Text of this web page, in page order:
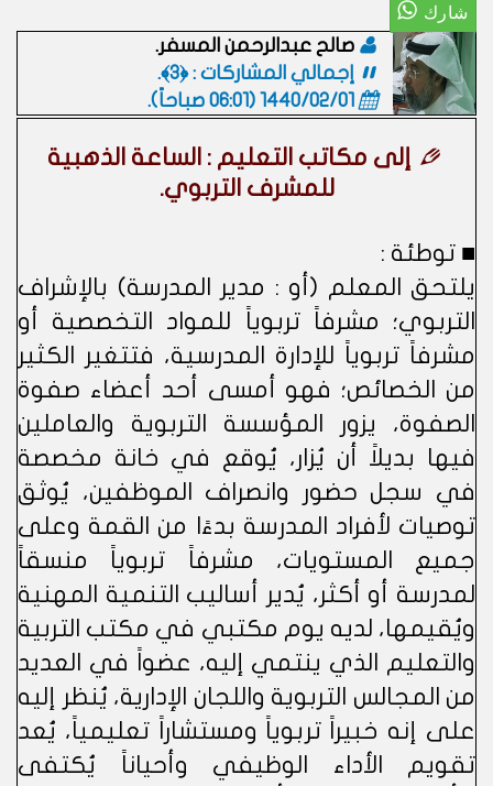
صالح عبدالرحمن المسفر.
إجمالي المشاركات : ﴿3﴾.
1440/02/01 (06:01 صباحاً)
.
إلى مكاتب التعليم : الساعة الذهبية
للمشرف التربوي.
■ توطئة :
يلتحق المعلم (أو : مدير المدرسة) بالإشراف
التربوي؛ مشرفاً تربوياً للمواد التخصصية أو
مشرفاً تربوياً للإدارة المدرسية، فتتغير الكثير
من الخصائص؛ فهو أمسى أحد أعضاء صفوة
الصفوة، يزور المؤسسة التربوية والعاملين
فيها بديلاً أن يُزار، يُوقع في خانة مخصصة
في سجل حضور وانصراف الموظفين، يُوثق
توصيات لأفراد المدرسة بدءًا من القمة وعلى
جميع المستويات، مشرفاً تربوياً منسقاً
لمدرسة أو أكثر، يُدير أساليب التنمية المهنية
ويُقيمها، لديه يوم مكتبي في مكتب التربية
والتعليم الذي ينتمي إليه، عضواً في العديد
من المجالس التربوية واللجان الإدارية، يُنظر إليه
على إنه خبيراً تربوياً ومستشاراً تعليمياً، يُعد
تقويم الأداء الوظيفي وأحياناً يُكتفى